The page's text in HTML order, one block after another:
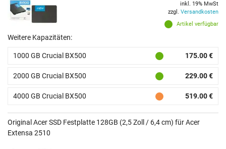
Artikel verfügbar
inkl. 19% MwSt
zzgl. Versandkosten
Weitere Kapazitäten:
1000 GB Crucial BX500 175.00 €
2000 GB Crucial BX500 229.00 €
4000 GB Crucial BX500 519.00 €
Original Acer SSD Festplatte 128GB (2,5 Zoll / 6,4 cm) für Acer
Extensa 2510